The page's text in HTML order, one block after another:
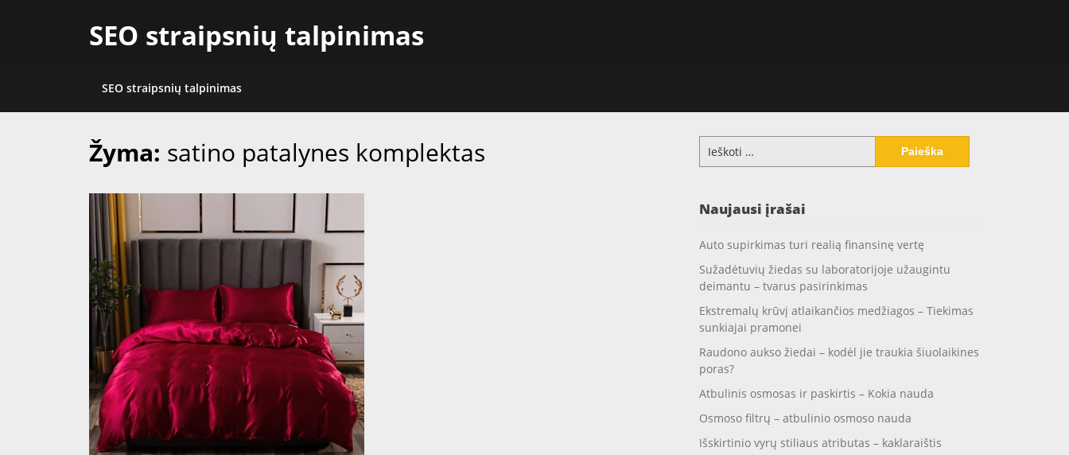
SEO straipsnių talpinimas
SEO straipsnių talpinimas
Žyma: satino patalynes komplektas Ieškoti:
Naujausi įrašai
Auto supirkimas turi realią finansinę vertę
Sužadėtuvių žiedas su laboratorijoje užaugintu
deimantu – tvarus pasirinkimas
Ekstremalų krūvį atlaikančios medžiagos – Tiekimas
sunkiajai pramonei
Raudono aukso žiedai – kodėl jie traukia šiuolaikines
poras?
Atbulinis osmosas ir paskirtis – Kokia nauda
Osmoso filtrų – atbulinio osmoso nauda
Išskirtinio vyrų stiliaus atributas – kaklaraištis